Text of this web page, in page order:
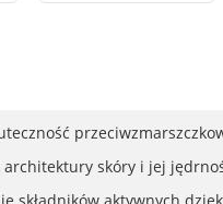
skóry i jej
składników aktywnych